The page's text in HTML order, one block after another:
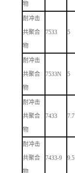
物
耐冲击
共聚合
物
7533 5
耐冲击
共聚合
物
7533N 5
耐冲击
共聚合
物
7433 7.7
耐冲击
共聚合
物
7433-9 9.5